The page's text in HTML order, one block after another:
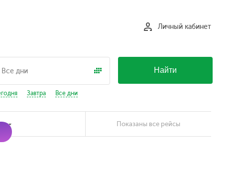
Личный кабинет
Завтра Все дни
Найти
Показаны все рейсы